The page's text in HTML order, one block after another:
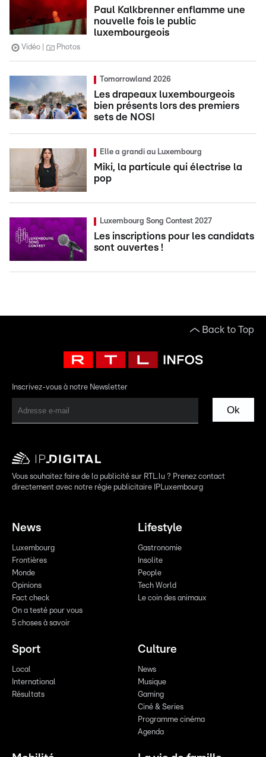
Paul Kalkbrenner enflamme une
nouvelle fois le public
luxembourgeois
Vidéo Photos
Tomorrowland 2026
Les drapeaux luxembourgeois
bien présents lors des premiers
sets de NOSI
Elle a grandi au Luxembourg
Miki, la particule qui électrise la
pop
Luxembourg Song Contest 2027
Les inscriptions pour les candidats
sont ouvertes !
Back to Top
Inscrivez-vous à notre Newsletter
Ok
Vous souhaitez faire de la publicité sur RTL.lu ? Prenez contact
directement avec notre régie publicitaire IPLuxembourg
News
Luxembourg
Frontières
Monde
Opinions
Fact check
On a testé pour vous
5 choses à savoir
Lifestyle
Gastronomie
Insolite
People
Tech World
Le coin des animaux
Sport
Local
International
Résultats
Culture
News
Musique
Gaming
Ciné & Series
Programme cinéma
Agenda